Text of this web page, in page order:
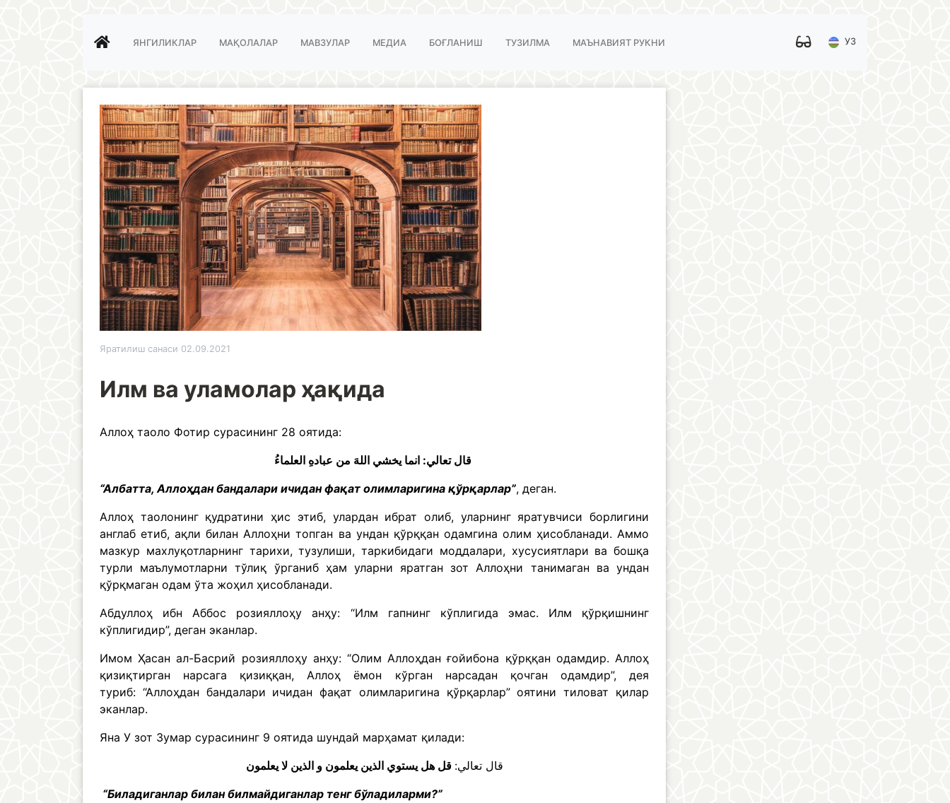
УЗ
ЯНГИЛИКЛАР МАҚОЛАЛАР МАВЗУЛАР МЕДИА БОҒЛАНИШ ТУЗИЛМА МАЪНАВИЯТ РУКНИ
Яратилиш санаси 02.09.2021
Илм ва уламолар ҳақида
Аллоҳ таоло Фотир сурасининг 28 оятида:
“Албатта, Аллоҳдан бандалари ичидан фақат олимларигина қўрқарлар”, деган.
Аллоҳ таолонинг қудратини ҳис этиб, улардан ибрат олиб, уларнинг яратувчиси борлигини
англаб етиб, ақли билан Аллоҳни топган ва ундан қўрққан одамгина олим ҳисобланади. Аммо
мазкур махлуқотларнинг тарихи, тузулиши, таркибидаги моддалари, хусусиятлари ва бошқа
турли маълумотларни тўлиқ ўрганиб ҳам уларни яратган зот Аллоҳни танимаган ва ундан
қўрқмаган одам ўта жоҳил ҳисобланади.
Абдуллоҳ ибн Аббос розияллоҳу анҳу: “Илм гапнинг кўплигида эмас. Илм қўрқишнинг
кўплигидир”, деган эканлар.
Имом Ҳасан ал-Басрий розияллоҳу анҳу: “Олим Аллоҳдан ғойибона қўрққан одамдир. Аллоҳ
қизиқтирган нарсага қизиққан, Аллоҳ ёмон кўрган нарсадан қочган одамдир”, дея
туриб: “Аллоҳдан бандалари ичидан фақат олимларигина қўрқарлар” оятини тиловат қилар
эканлар.
Яна У зот Зумар сурасининг 9 оятида шундай марҳамат қилади:
قال تعالي: قل هل يستوي الذين يعلمون و الذين لا يعلمون
“Биладиганлар билан билмайдиганлар тенг бўладиларми?”